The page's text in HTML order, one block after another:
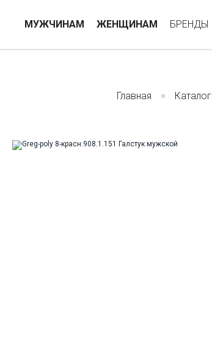
МУЖЧИНАМ ЖЕНЩИНАМ БРЕНДЫ
Главная Каталог